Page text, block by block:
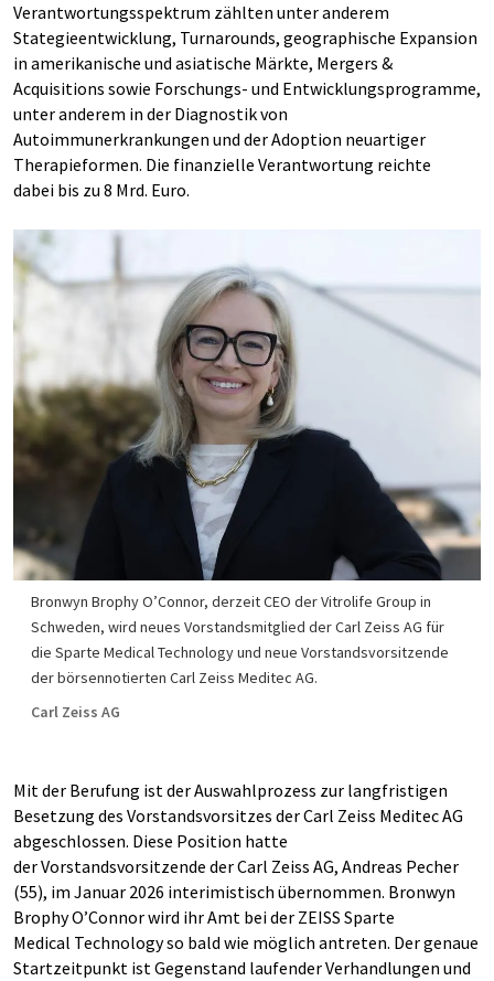
Verantwortungsspektrum zählten unter anderem
Stategieentwicklung, Turnarounds, geographische Expansion
in amerikanische und asiatische Märkte, Mergers &
Acquisitions sowie Forschungs- und Entwicklungsprogramme,
unter anderem in der Diagnostik von
Autoimmunerkrankungen und der Adoption neuartiger
Therapieformen. Die finanzielle Verantwortung reichte
dabei bis zu 8 Mrd. Euro.
Bronwyn Brophy O’Connor, derzeit CEO der Vitrolife Group in
Schweden, wird neues Vorstandsmitglied der Carl Zeiss AG für
die Sparte Medical Technology und neue Vorstandsvorsitzende
der börsennotierten Carl Zeiss Meditec AG.
Carl Zeiss AG
Mit der Berufung ist der Auswahlprozess zur langfristigen
Besetzung des Vorstandsvorsitzes der Carl Zeiss Meditec AG
abgeschlossen. Diese Position hatte
der Vorstandsvorsitzende der Carl Zeiss AG, Andreas Pecher
(55), im Januar 2026 interimistisch übernommen. Bronwyn
Brophy O’Connor wird ihr Amt bei der ZEISS Sparte
Medical Technology so bald wie möglich antreten. Der genaue
Startzeitpunkt ist Gegenstand laufender Verhandlungen und